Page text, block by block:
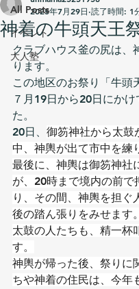
All Posts
イベント
大人塾
神着の牛頭天王
2025年7月29日 読了時間: 1
クラブハウス釜の尻は、
ります。
この地区のお祭り「牛頭
７月19日から20日にか
た。
20日、 御笏神社から太鼓
中、神輿が出て市中を練
最後に、神輿は御笏神社
が、20時まで境内の前で
り、その間、神輿を担ぐ
後の踏ん張りをみせます。
太鼓の人たちも、精一杯
す。
神輿が帰った後、祭りに
ちや神着の住民は、今年